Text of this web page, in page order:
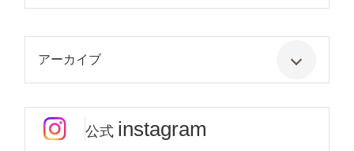
アーカイブ
公式 instagram